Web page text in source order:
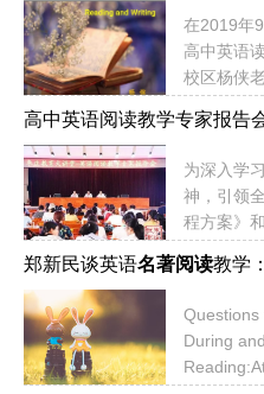
在2019年
高中英语
校区杨侠
Chapter 1
对它很感
用近两个
动，每一
情节，每
炼，写作
高中英语阅读教学专家报告
为深入学
神，引领
程方案》
讲堂（第
教科院特
师、博士
阅读教学
郑新民谈英语名著阅读教学
Questions
During